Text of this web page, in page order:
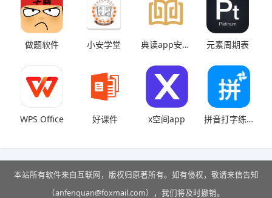
做题软件 小安学堂 典读app安卓版 元素周期表
WPS Office 好课件 x空间app 拼音打字练习
本站所有软件来自互联网，版权归原著所有。如有侵权，敬请来信告知
（anfenquan@foxmail.com），我们将及时撤销。